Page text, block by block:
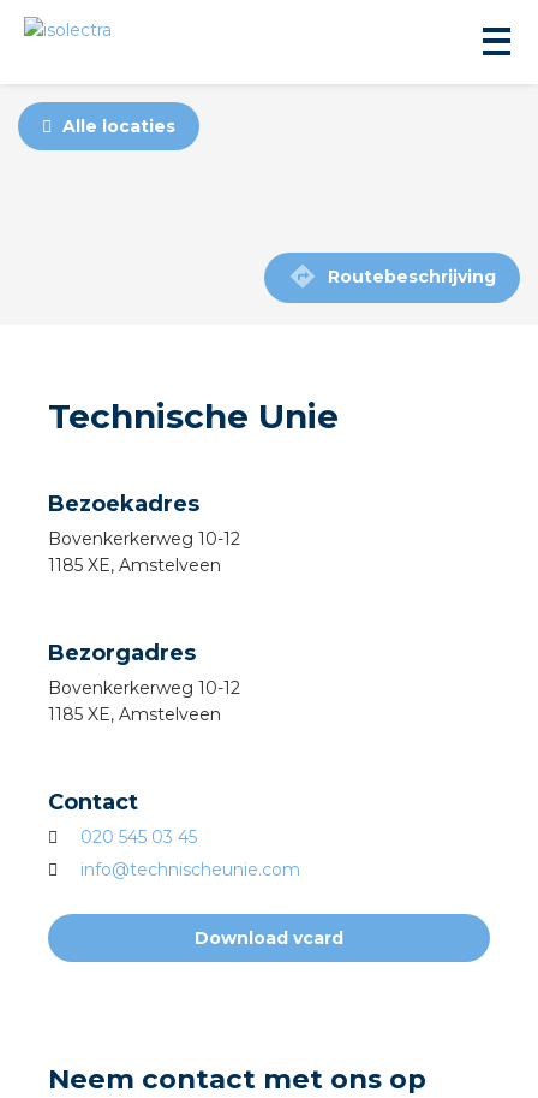
Alle locaties
Routebeschrijving
Technische Unie
Bezoekadres
Bovenkerkerweg 10-12
1185 XE, Amstelveen
Bezorgadres
Bovenkerkerweg 10-12
1185 XE, Amstelveen
Contact
020 545 03 45
info@technischeunie.com
Download vcard
Neem contact met ons op
installeren
installeren
installeren in de tuinbouw